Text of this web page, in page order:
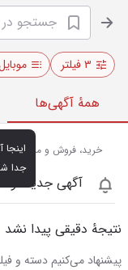
۳ فیلتر
همهٔ آگهی‌ها
جدا
خرید، فروش و مشاهده
آگهی جدید
نتیجهٔ دقیقی پیدا نشد
پیشنهاد می‌کنیم دسته و